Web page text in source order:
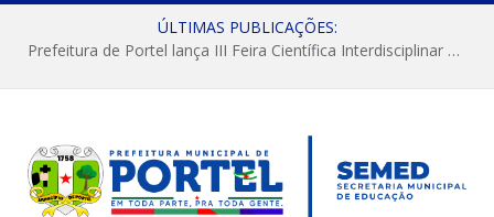
ÚLTIMAS PUBLICAÇÕES:
Prefeitura de Portel lança III Feira Científica Interdisciplinar com foco em Ciência e Territorialidade